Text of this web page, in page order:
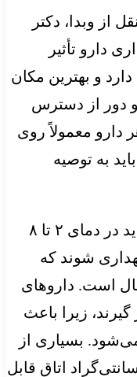
از وبدا، دکتر
دارو تأثیر
و بهترین مکان
دور از دسترس
معمولاً روی
به توصیه
وی اظهار داشت: برخی داروها باید در دمای ۲ تا ۸
شوند که
است. داروهای
زیرا باعث
بسیاری از
دمای زیر ۲۵ درجه سانتی‌گراد اتاق قابل